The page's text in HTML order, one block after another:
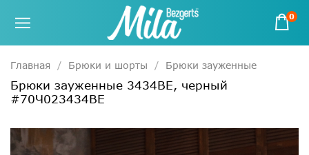
0
Главная Брюки и шорты Брюки зауженные
Брюки зауженные 3434ВЕ, черный
#70Ч023434ВЕ